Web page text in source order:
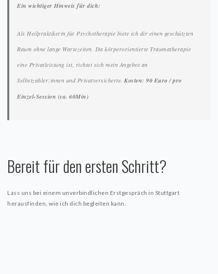
Ein wichtiger Hinweis für dich:
Als Heilpraktikerin für Psychotherapie biete ich dir einen geschützten
Raum ohne lange Wartezeiten. Da körperorientierte Traumatherapie
eine Privatleistung ist, richtet sich mein Angebot an
Selbstzahler:innen und Privatversicherte. Kosten: 90 Euro / pro
Einzel-Session (ca. 60Min)
Bereit für den ersten Schritt?
Lass uns bei einem unverbindlichen Erstgespräch in Stuttgart
herausfinden, wie ich dich begleiten kann.